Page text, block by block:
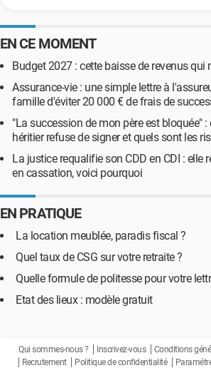
EN CE MOMENT
Budget 2027 : cette baisse de revenus qui
Assurance-vie : une simple lettre à
famille d'éviter 20 000 € de frais de
"La succession de mon père est bloquée"
héritier refuse de signer et quels sont les
La justice requalifie son CDD en CDI : elle
en cassation, voici pourquoi
EN PRATIQUE
La location meublée, paradis fiscal ?
Quel taux de CSG sur votre retraite ?
Quelle formule de politesse pour votre
Etat des lieux : modèle gratuit
Qui sommes-nous ? Inscrivez-vous Conditions
Recrutement
Politique de confidentialité